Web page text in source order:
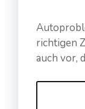
richtigen
auch vor,